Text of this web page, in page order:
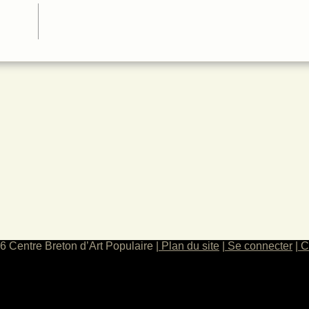
Centre Breton d’Art Populaire Plan du site Se connecter